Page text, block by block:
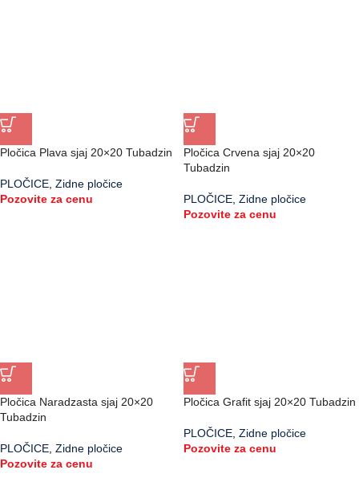
Pločica Plava sjaj 20×20 Tubadzin
PLOČICE Zidne pločice
Pozovite za cenu
Pločica Crvena sjaj 20×20
Tubadzin
PLOČICE Zidne pločice
Pozovite za cenu
Pločica Naradzasta sjaj 20×20
Tubadzin
PLOČICE Zidne pločice
Pozovite za cenu
Pločica Grafit sjaj 20×20 Tubadzin
PLOČICE Zidne pločice
Pozovite za cenu